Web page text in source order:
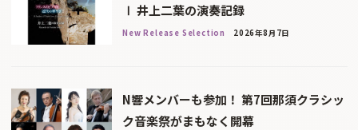
Ⅰ 井上二葉の演奏記録
New Release Selection 2026年8月7日
N響メンバーも参加！ 第7回那須クラシッ
ク音楽祭がまもなく開幕